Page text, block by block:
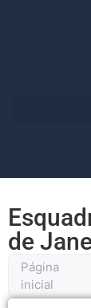
de
Página
inicial